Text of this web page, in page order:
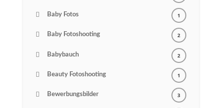
Baby Fotos 1
Baby Fotoshooting 2
Babybauch 2
Beauty Fotoshooting 1
Bewerbungsbilder 3